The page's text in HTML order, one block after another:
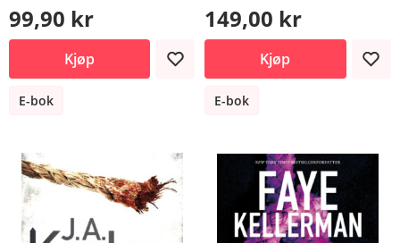
99,90 kr
Kjøp
E-bok
149,00 kr
Kjøp
E-bok